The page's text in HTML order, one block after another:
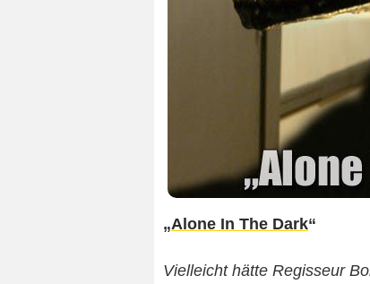
„Alone In The Dark“
Vielleicht hätte Regisseur